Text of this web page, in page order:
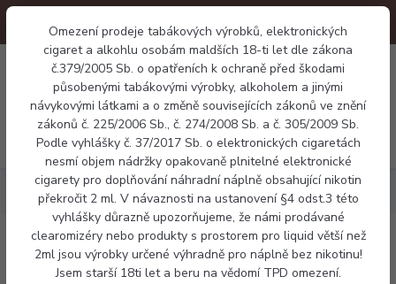
Omezení prodeje tabákových výrobků, elektronických
cigaret a alkohlu osobám maldších 18-ti let dle zákona
č.379/2005 Sb. o opatřeních k ochraně před škodami
působenými tabákovými výrobky, alkoholem a jinými
návykovými látkami a o změně souvisejících zákonů ve znění
zákonů č. 225/2006 Sb., č. 274/2008 Sb. a č. 305/2009 Sb.
Podle vyhlášky č. 37/2017 Sb. o elektronických cigaretách
nesmí objem nádržky opakovaně plnitelné elektronické
cigarety pro doplňování náhradní náplně obsahující nikotin
překročit 2 ml. V návaznosti na ustanovení §4 odst.3 této
vyhlášky důrazně upozorňujeme, že námi prodávané
clearomizéry nebo produkty s prostorem pro liquid větší než
2ml jsou výrobky určené výhradně pro náplně bez nikotinu!
Jsem starší 18ti let a beru na vědomí TPD omezení.
Menu
0 Kč
Elektronické cigarety Aupo J23
Aupo J23